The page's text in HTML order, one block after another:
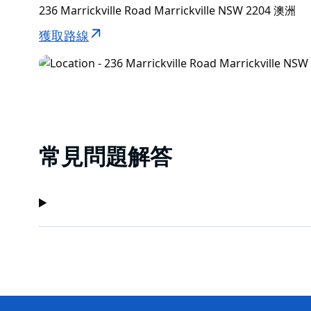
236 Marrickville Road Marrickville NSW 2204 澳洲
獲取路線
常見問題解答